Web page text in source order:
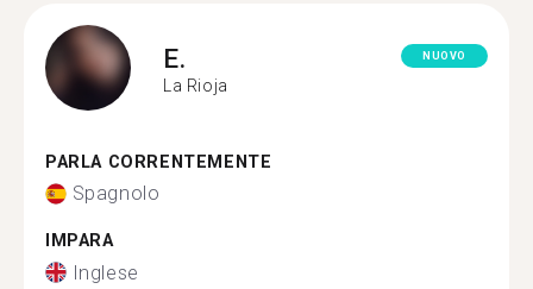
E.
La Rioja
NUOVO
PARLA CORRENTEMENTE
Spagnolo
IMPARA
Inglese